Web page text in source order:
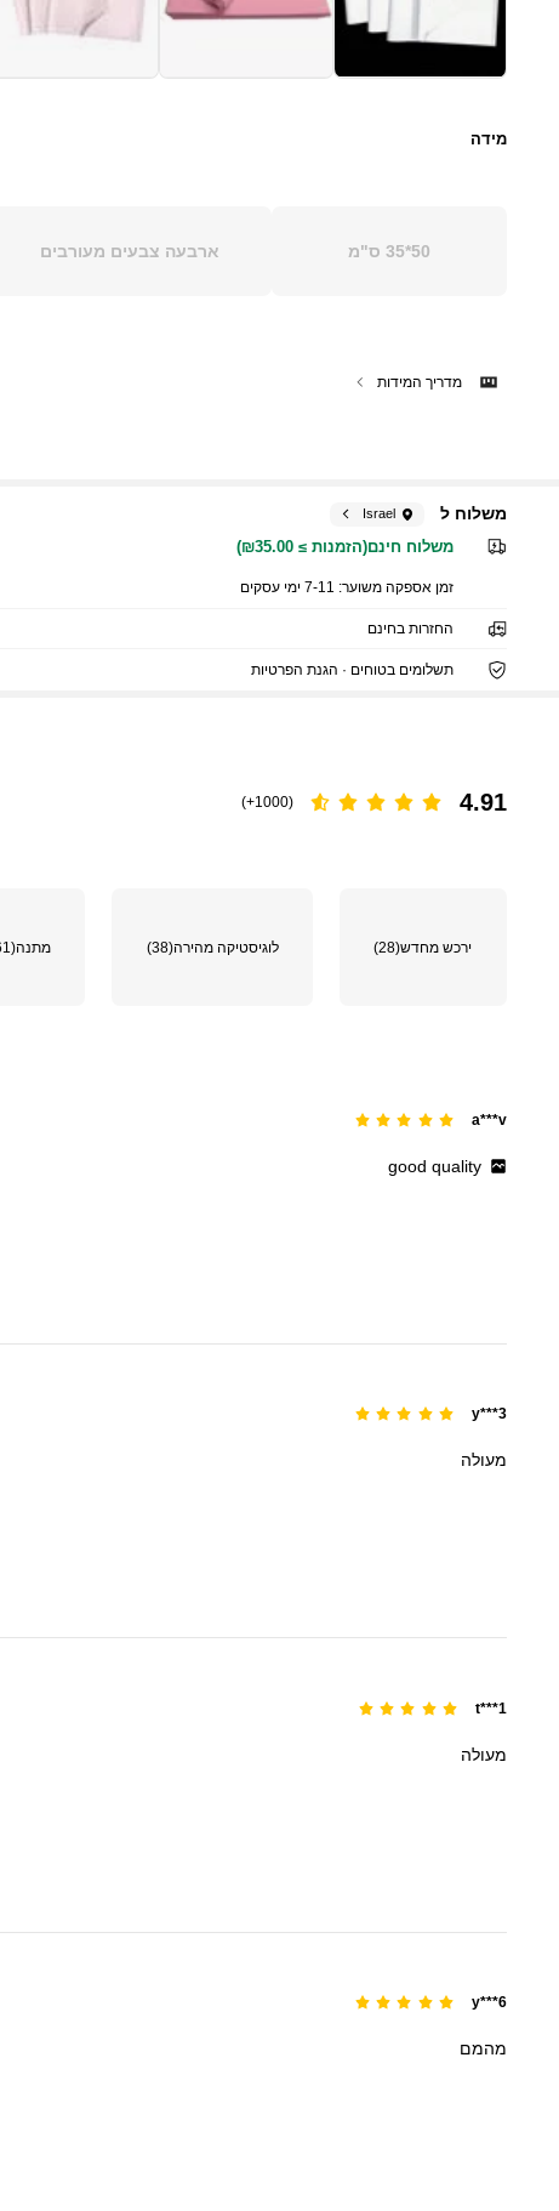
מידה
50*35 ס"מ ארבעה צבעים מעורבים
מדריך המידות
משלוח ל Israel
משלוח חינם(הזמנות ≥ ₪35.00)
זמן אספקה ​​משוער: 7-11 ימי עסקים
החזרות בחינם
תשלומים בטוחים · הגנת הפרטיות
4.91
(1000+)
ירכש מחדש(28) לוגיסטיקה מהירה(38) מתנה(61)
a***v
good quality
y***3
מעולה
t***1
מעולה
y***6
מהמם